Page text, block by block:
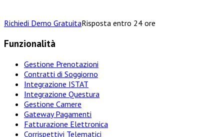
Richiedi Demo GratuitaRisposta entro 24 ore
Funzionalità
Gestione Prenotazioni
Contratti di Soggiorno
Integrazione ISTAT
Integrazione Questura
Gestione Camere
Gateway Pagamenti
Fatturazione Elettronica
Corrispettivi Telematici